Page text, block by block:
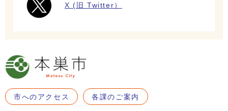
X (旧 Twitter）
市へのアクセス 各課のご案内